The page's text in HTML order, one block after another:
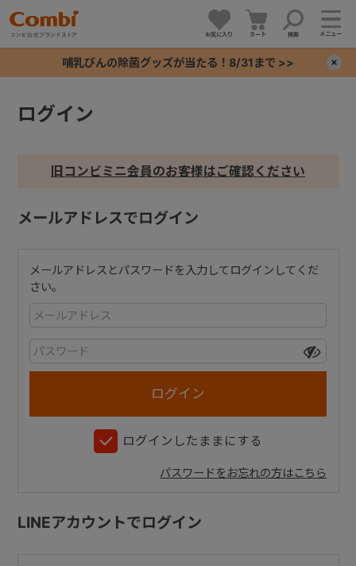
お気に入り カート 検索 メニュー
哺乳びんの除菌グッズが当たる！8/31まで >>
ログイン
旧コンビミニ会員のお客様はご確認ください
メールアドレスでログイン
メールアドレスとパスワードを入力してログインしてくだ
さい。
ログインしたままにする
パスワードをお忘れの方はこちら
LINEアカウントでログイン